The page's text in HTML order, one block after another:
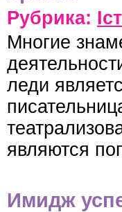
Рубрика:
Многие
леди
являются
Имидж